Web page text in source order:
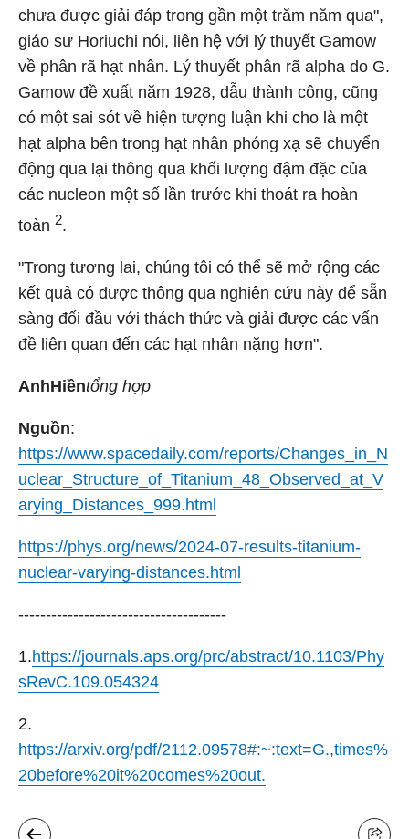
chưa được giải đáp trong gần một trăm năm qua",
giáo sư Horiuchi nói, liên hệ với lý thuyết Gamow
về phân rã hạt nhân. Lý thuyết phân rã alpha do G.
Gamow đề xuất năm 1928, dẫu thành công, cũng
có một sai sót về hiện tượng luận khi cho là một
hạt alpha bên trong hạt nhân phóng xạ sẽ chuyển
động qua lại thông qua khối lượng đậm đặc của
các nucleon một số lần trước khi thoát ra hoàn
toàn 2.
"Trong tương lai, chúng tôi có thể sẽ mở rộng các
kết quả có được thông qua nghiên cứu này để sẵn
sàng đối đầu với thách thức và giải được các vấn
đề liên quan đến các hạt nhân nặng hơn".
AnhHiềntổng hợp
Nguồn:
https://www.spacedaily.com/reports/Changes_in_N
uclear_Structure_of_Titanium_48_Observed_at_V
arying_Distances_999.html
https://phys.org/news/2024-07-results-titanium-
nuclear-varying-distances.html
--------------------------------------
1.https://journals.aps.org/prc/abstract/10.1103/Phy
sRevC.109.054324
2.
https://arxiv.org/pdf/2112.09578#:~:text=G.,times%
20before%20it%20comes%20out.